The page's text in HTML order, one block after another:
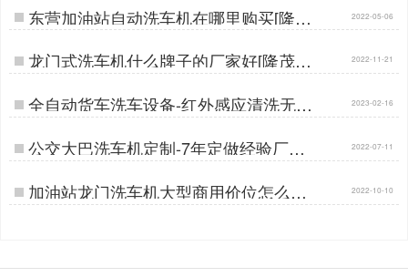
东营加油站自动洗车机在哪里购买[隆茂
鑫晟]…
2022-05-06
龙门式洗车机什么牌子的厂家好[隆茂鑫
晟]…
2022-11-21
全自动货车洗车设备-红外感应清洗无需
人工看守[隆茂鑫晟]…
2023-02-16
公交大巴洗车机定制-7年定做经验厂家
[隆茂鑫晟]…
2022-07-11
加油站龙门洗车机大型商用价位怎么样
[隆茂鑫晟]…
2022-10-10